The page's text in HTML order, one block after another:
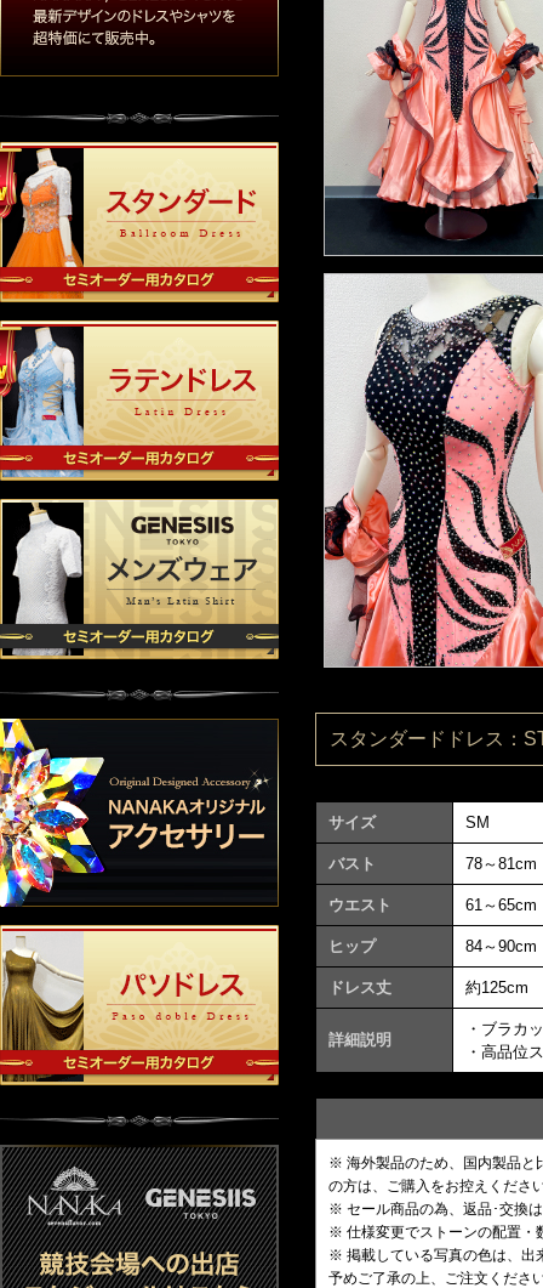
スタンダードドレス：
サイズ SM
バスト 78～81cm
ウエスト 61～65cm
ヒップ 84～90cm
ドレス丈 約125cm
詳細説明
・ブラカ
・高品位
※ 海外製品のため、国内製品と
の方は、ご購入をお控えくださ
※ セール商品の為、返品･交換
※ 仕様変更でストーンの配置・
※ 掲載している写真の色は、出
予めご了承の上、ご注文くださ